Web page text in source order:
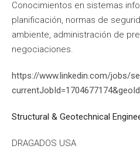
Conocimientos en sistemas
planificación, normas de
ambiente, administración de
negociaciones.
https://www.linkedin.com/jobs/
Structural & Geotechnical
DRAGADOS USA